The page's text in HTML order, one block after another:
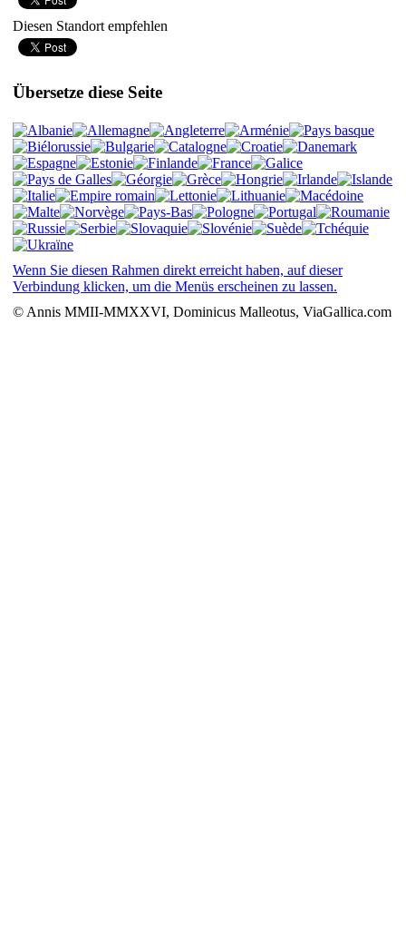
Diesen Standort empfehlen
Übersetze diese Seite
Wenn Sie diesen Rahmen direkt erreicht haben, auf dieser
Verbindung klicken, um die Menüs erscheinen zu lassen.
© Annis MMII-MMXXVI, Dominicus Malleotus, ViaGallica.com